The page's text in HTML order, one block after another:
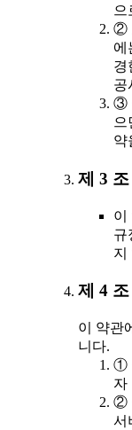
으
②
에
경
공
③
으
약
제 3
이
규
지
제 4
이 약관
니다.
①
자
②
서